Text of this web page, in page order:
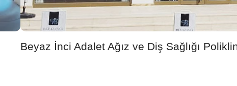
Beyaz İnci Adalet Ağız ve Diş Sağlığı